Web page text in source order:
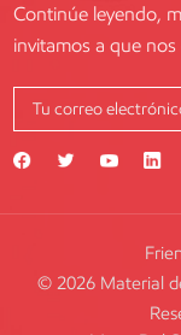
Continúe leyendo,
invitamos a que
© 2026 Material